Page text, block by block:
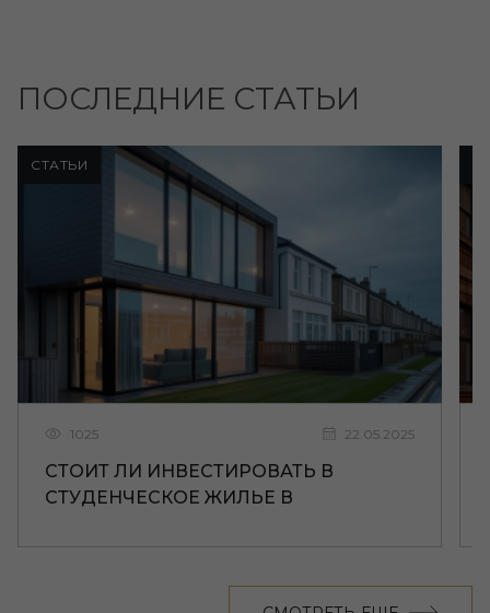
ПОСЛЕДНИЕ СТАТЬИ
СТАТЬИ
1025 22.05.2025
СТОИТ ЛИ ИНВЕСТИРОВАТЬ В
СТУДЕНЧЕСКОЕ ЖИЛЬЕ В